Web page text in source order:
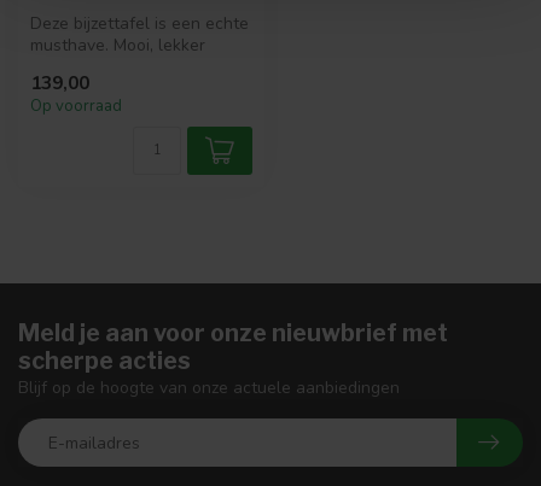
Deze bijzettafel is een echte
musthave. Mooi, lekker
opbergla...
139,00
Op voorraad
Meld je aan voor onze nieuwbrief met
scherpe acties
Blijf op de hoogte van onze actuele aanbiedingen